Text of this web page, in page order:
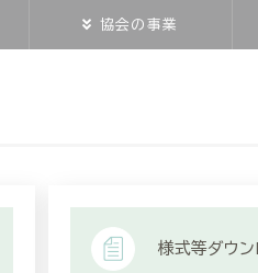
協会の事業
様式等ダウン